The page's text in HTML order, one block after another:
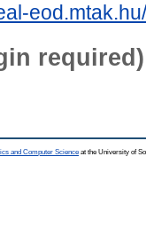
required)
and Computer Science at the University of